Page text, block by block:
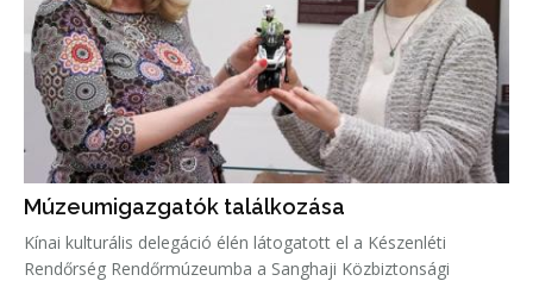
Múzeumigazgatók találkozása
Kínai kulturális delegáció élén látogatott el a Készenléti
Rendőrség Rendőrmúzeumba a Sanghaji Közbiztonsági